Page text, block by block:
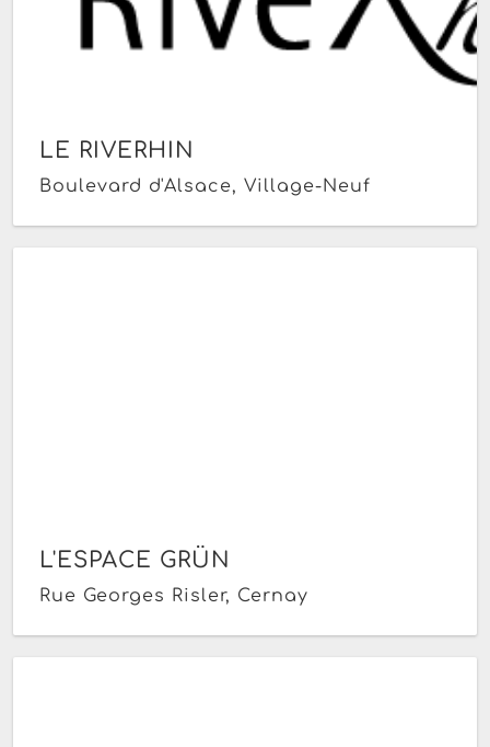
LE RIVERHIN
Boulevard d'Alsace, Village-Neuf
L'ESPACE GRÜN
Rue Georges Risler, Cernay